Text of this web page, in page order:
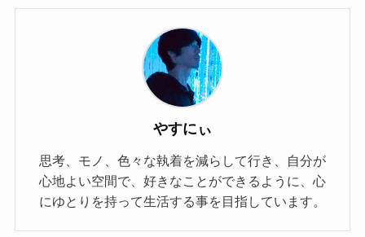
やすにぃ
思考、モノ、色々な執着を減らして行き、自分が
心地よい空間で、好きなことができるように、心
にゆとりを持って生活する事を目指しています。